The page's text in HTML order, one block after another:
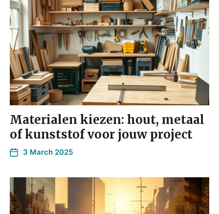
Materialen kiezen: hout, metaal
of kunststof voor jouw project
3 March 2025